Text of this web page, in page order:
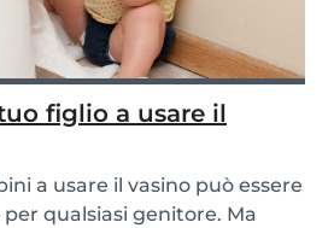
figlio a usare il
a usare il vasino può essere
qualsiasi genitore. Ma